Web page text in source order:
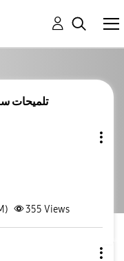
تلميحات
355 Views